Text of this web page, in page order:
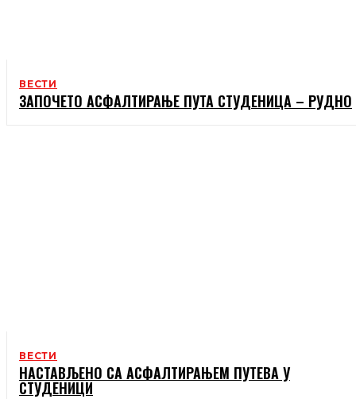
ВЕСТИ
ЗАПОЧЕТО АСФАЛТИРАЊЕ ПУТА СТУДЕНИЦА – РУДНО
ВЕСТИ
НАСТАВЉЕНО СА АСФАЛТИРАЊЕМ ПУТЕВА У
СТУДЕНИЦИ